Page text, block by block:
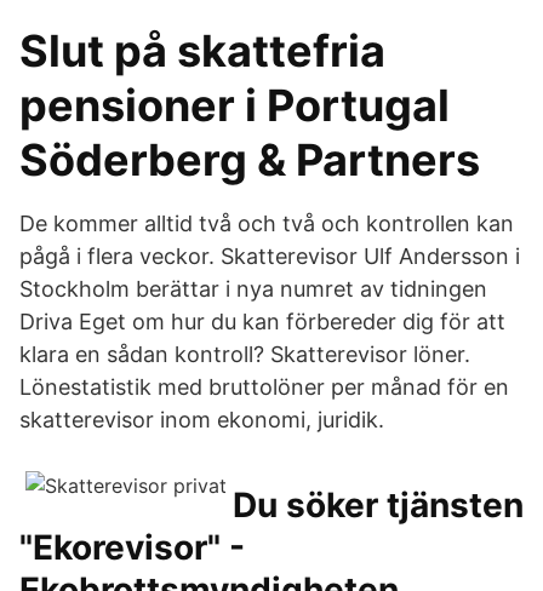
Slut på skattefria
pensioner i Portugal
Söderberg & Partners
De kommer alltid två och två och kontrollen kan
pågå i flera veckor. Skatterevisor Ulf Andersson i
Stockholm berättar i nya numret av tidningen
Driva Eget om hur du kan förbereder dig för att
klara en sådan kontroll? Skatterevisor löner.
Lönestatistik med bruttolöner per månad för en
skatterevisor inom ekonomi, juridik.
Du söker tjänsten
"Ekorevisor" -